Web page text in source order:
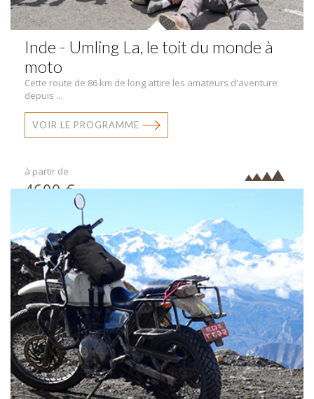
Inde - Umling La, le toit du monde à
moto
Cette route de 86 km de long attire les amateurs d'aventure
depuis ...
VOIR LE PROGRAMME
à partir de
4600 €par pers.